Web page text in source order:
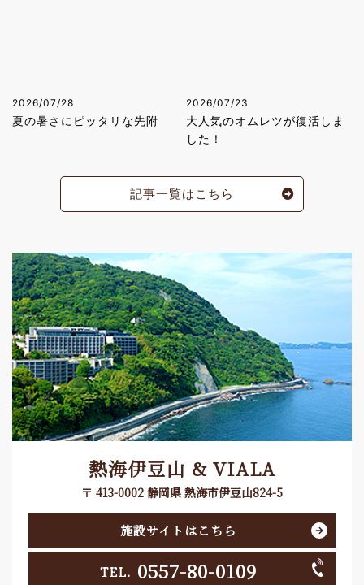
2026/07/28
夏の暑さにピッタリな先附
2026/07/23
大人気のオムレツが復活しま
した！
記事一覧はこちら
熱海伊豆山 & VIALA
〒 413-0002 静岡県 熱海市伊豆山824-5
施設サイトはこちら
TEL. 0557-80-0109